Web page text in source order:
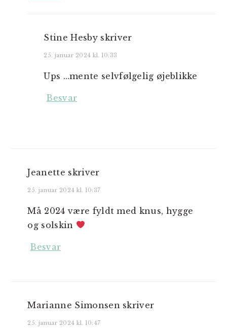
Stine Hesby skriver
25. januar 2024 kl. 10:33
Ups …mente selvfølgelig øjeblikke
Besvar
Jeanette skriver
25. januar 2024 kl. 10:37
Må 2024 være fyldt med knus, hygge
og solskin
Besvar
Marianne Simonsen skriver
25. januar 2024 kl. 10:47